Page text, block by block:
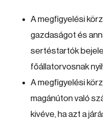
A megfigyelési
gazdaságot és
sertéstartók
főállatorvosnak
A megfigyelési
magánúton való
kivéve, ha azt a